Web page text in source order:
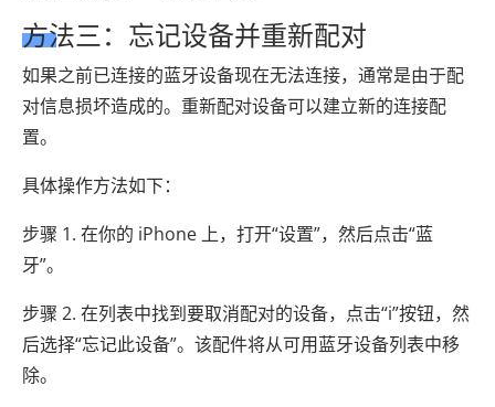
方法三：忘记设备并重新配对
如果之前已连接的蓝牙设备现在无法连接，通常是由于配
对信息损坏造成的。重新配对设备可以建立新的连接配
置。
具体操作方法如下：
步骤 1. 在你的 iPhone 上，打开“设置”，然后点击“蓝
牙”。
步骤 2. 在列表中找到要取消配对的设备，点击“i”按钮，然
后选择“忘记此设备”。该配件将从可用蓝牙设备列表中移
除。